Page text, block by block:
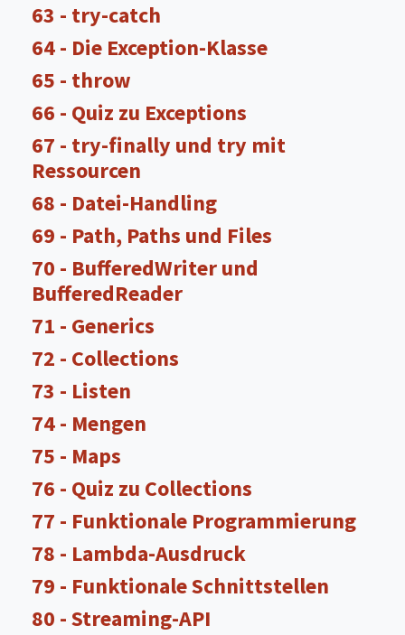
63 - try-catch
64 - Die Exception-Klasse
65 - throw
66 - Quiz zu Exceptions
67 - try-finally und try mit
Ressourcen
68 - Datei-Handling
69 - Path, Paths und Files
70 - BufferedWriter und
BufferedReader
71 - Generics
72 - Collections
73 - Listen
74 - Mengen
75 - Maps
76 - Quiz zu Collections
77 - Funktionale Programmierung
78 - Lambda-Ausdruck
79 - Funktionale Schnittstellen
80 - Streaming-API